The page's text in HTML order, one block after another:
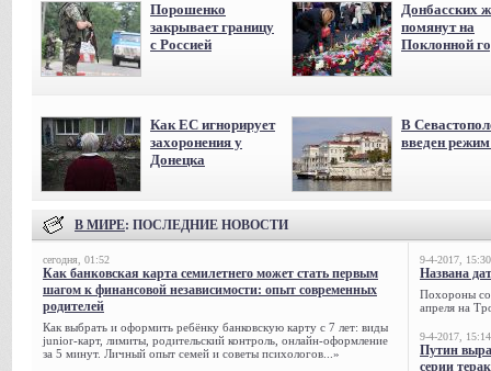
Порошенко
закрывает границу
с Россией
Донбасских
помянут на
Поклонной
Как ЕС игнорирует
захоронения у
Донецка
В
введен
В МИРЕ: ПОСЛЕДНИЕ НОВОСТИ
сегодня, 01:52
Как банковская карта семилетнего может стать первым
шагом к финансовой независимости: опыт современных
родителей
Как выбрать и оформить ребёнку банковскую карту с 7 лет: виды
junior-карт, лимиты, родительский контроль, онлайн-оформление
за 5 минут. Личный опыт семей и советы психологов...»
9-4-2017, 15:30
Названа
Похороны
апреля на
9-4-2017, 15:14
Путин
серии